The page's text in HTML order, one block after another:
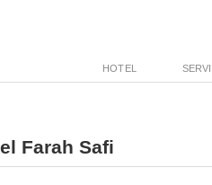
HOTEL
Farah Safi